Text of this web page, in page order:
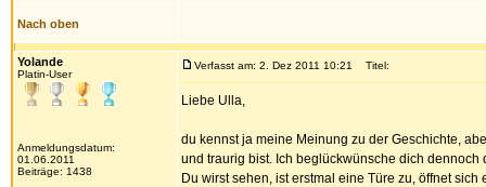
Nach oben
Yolande
Platin-User
Anmeldungsdatum:
01.06.2011
Beiträge: 1438
Verfasst am: 2. Dez 2011 10:21 Titel:
Liebe Ulla,
du kennst ja meine Meinung zu der Geschichte,
und traurig bist. Ich beglückwünsche dich
Du wirst sehen, ist erstmal eine Türe zu, öffnet